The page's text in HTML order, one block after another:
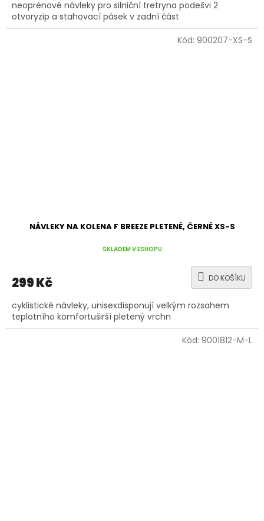
neoprénové návleky pro silniční tretryna podešvi 2
otvoryzip a stahovací pásek v zadní část
NÁVLEKY NA KOLENA F BREEZE PLETENÉ, ČERNÉ XS-S
SKLADEM V ESHOPU
299 Kč DO KOŠÍKU
cyklistické návleky, unisexdisponují velkým rozsahem
teplotního komfortuširší pletený vrchn
Kód: 900207-XS-S
Kód: 9001812-M-L